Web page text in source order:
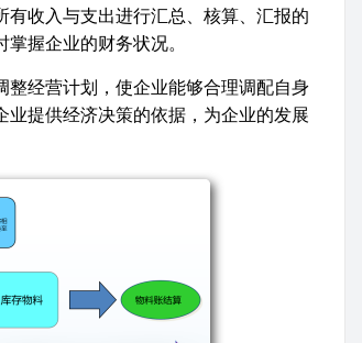
收入与支出进行汇总、核算、汇报的
握企业的财务状况。
经营计划，使企业能够合理调配自身
提供经济决策的依据，为企业的发展